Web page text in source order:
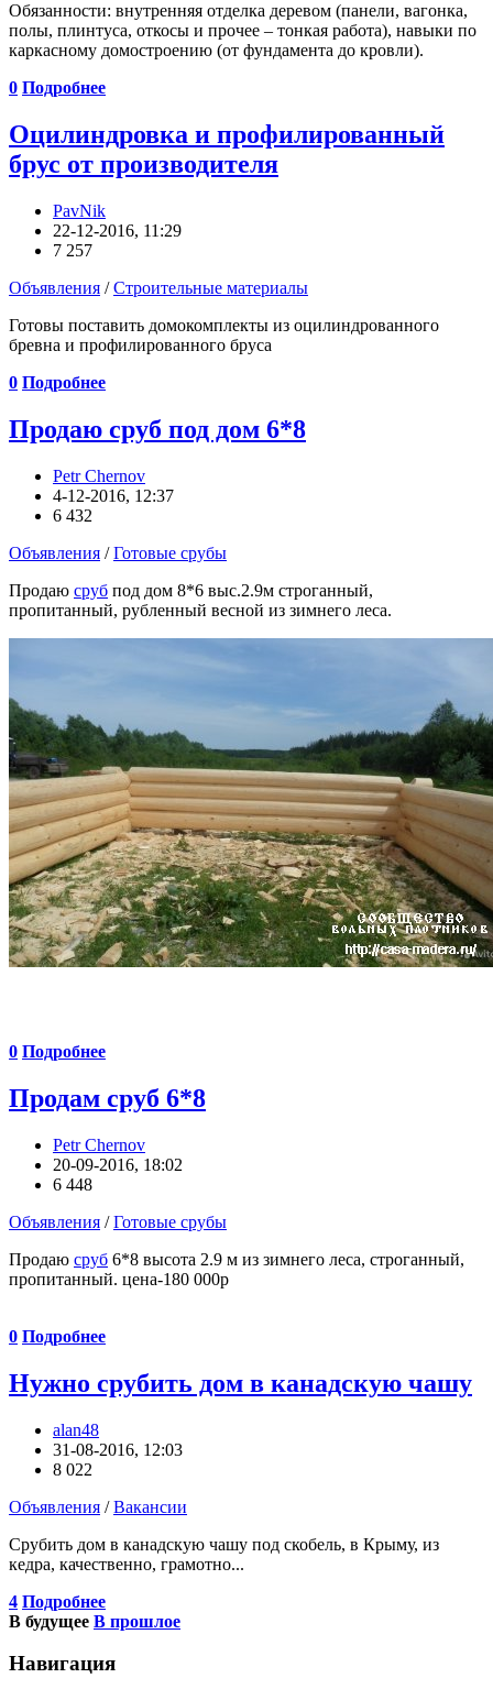
Обязанности: внутренняя отделка деревом (панели, вагонка,
полы, плинтуса, откосы и прочее – тонкая работа), навыки по
каркасному домостроению (от фундамента до кровли).
0 Подробнее
Оцилиндровка и профилированный
брус от производителя
PavNik
22-12-2016, 11:29
7 257
Объявления /Строительные материалы
Готовы поставить домокомплекты из оцилиндрованного
бревна и профилированного бруса
0 Подробнее
Продаю сруб под дом 6*8
Petr Chernov
4-12-2016, 12:37
6 432
Объявления /Готовые срубы
Продаю сруб под дом 8*6 выс.2.9м строганный,
пропитанный, рубленный весной из зимнего леса.
0 Подробнее
Продам сруб 6*8
Petr Chernov
20-09-2016, 18:02
6 448
Объявления /Готовые срубы
Продаю сруб 6*8 высота 2.9 м из зимнего леса, строганный,
пропитанный. цена-180 000р
0 Подробнее
Нужно срубить дом в канадскую чашу
alan48
31-08-2016, 12:03
8 022
Объявления /Вакансии
Срубить дом в канадскую чашу под скобель, в Крыму, из
кедра, качественно, грамотно...
4 Подробнее
В будущее В прошлое
Навигация